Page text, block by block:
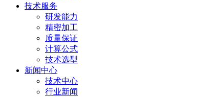
技术服务
研发能力
精密加工
质量保证
计算公式
技术选型
新闻中心
技术中心
行业新闻